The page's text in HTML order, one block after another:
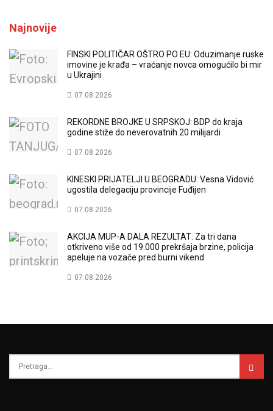
Najnovije
FINSKI POLITIČAR OŠTRO PO EU: Oduzimanje ruske
imovine je krađa – vraćanje novca omogućilo bi mir
u Ukrajini
07.08.2026
REKORDNE BROJKE U SRPSKOJ: BDP do kraja
godine stiže do neverovatnih 20 milijardi
07.08.2026
KINESKI PRIJATELJI U BEOGRADU: Vesna Vidović
ugostila delegaciju provincije Fuđijen
07.08.2026
AKCIJA MUP-A DALA REZULTAT: Za tri dana
otkriveno više od 19.000 prekršaja brzine, policija
apeluje na vozače pred burni vikend
07.08.2026